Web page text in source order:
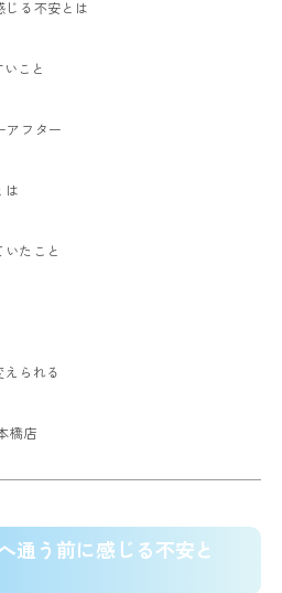
じる不安とは
こと
アフター
は
たこと
られる
橋店
通う前に感じる不安と